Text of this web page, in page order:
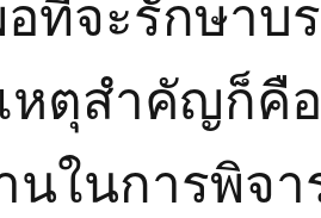
อที่จะรักษาบ
หตุสำคัญก็คื
นในการพิจา